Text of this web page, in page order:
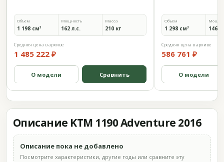
Объём
1 198 см³
Мощность
162 л.с.
Масса
210 кг
Средняя цена в архиве
1 485 222 ₽
О модели Сравнить
Объём
1 298 см³ 146,2
Средняя цена в архиве
586 761 ₽
О модели
Описание KTM 1190 Adventure 2016
Описание пока не добавлено
Посмотрите характеристики, другие годы или сравните эту